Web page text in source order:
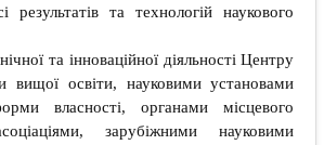
та технологій наукового
та інноваційної діяльності Центру
вищої освіти, науковими установами
власності, органами місцевого
зарубіжними науковими